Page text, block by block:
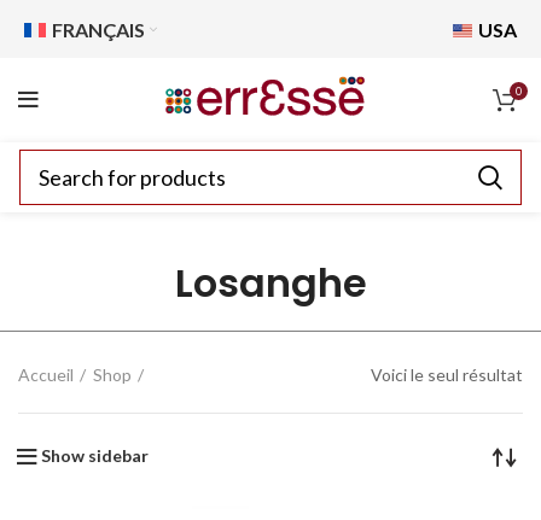
FRANÇAIS USA
0
Losanghe
Accueil Shop Voici le seul résultat
Show sidebar